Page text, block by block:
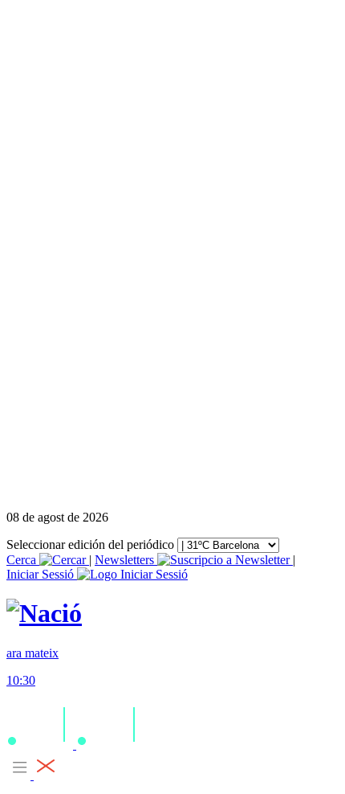
08 de agost de 2026
Seleccionar edición del periódico
Cerca
| Newsletters
|
Iniciar Sessió
ara mateix
10:30